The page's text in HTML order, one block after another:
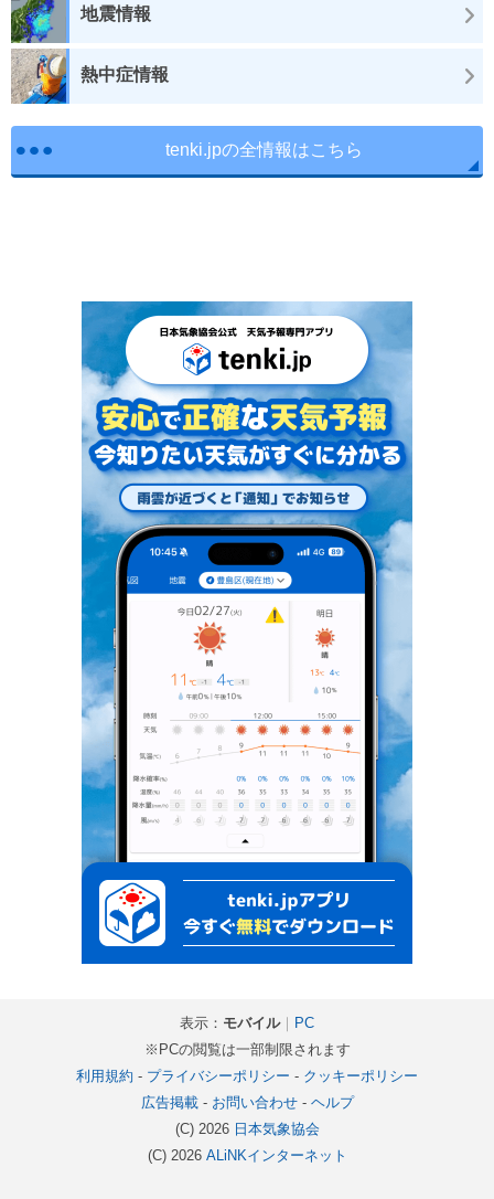
地震情報
熱中症情報
tenki.jpの全情報はこちら
表示： モバイル｜ PC
※PCの閲覧は一部制限されます
利用規約 - プライバシーポリシー - クッキーポリシー
広告掲載- お問い合わせ- ヘルプ
(C) 2026 日本気象協会
(C) 2026 ALiNKインターネット